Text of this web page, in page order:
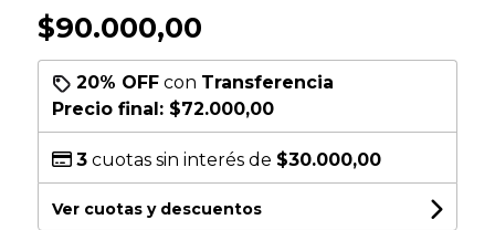
$90.000,00
20% OFFcon Transferencia
Precio final: $72.000,00
3cuotas sin interés de $30.000,00
Ver cuotas y descuentos